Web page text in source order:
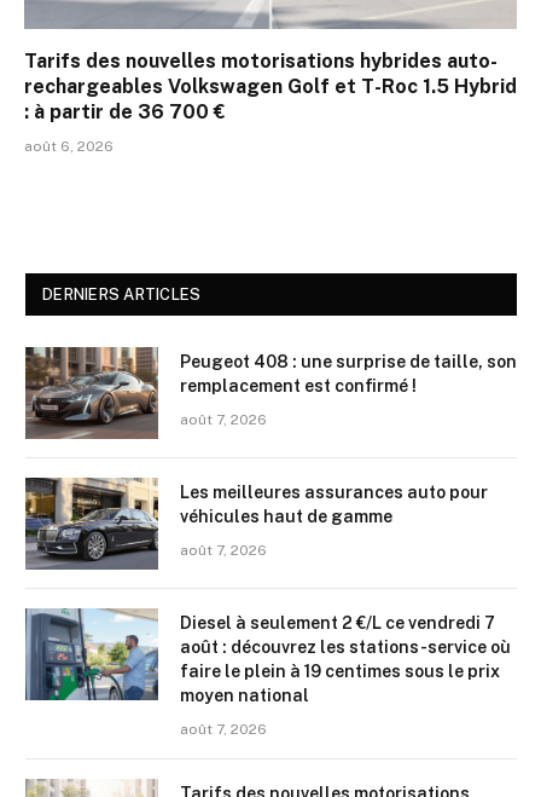
Tarifs des nouvelles motorisations hybrides auto-
rechargeables Volkswagen Golf et T-Roc 1.5 Hybrid
: à partir de 36 700 €
août 6, 2026
DERNIERS ARTICLES
Peugeot 408 : une surprise de taille, son
remplacement est confirmé !
août 7, 2026
Les meilleures assurances auto pour
véhicules haut de gamme
août 7, 2026
Diesel à seulement 2 €/L ce vendredi 7
août : découvrez les stations-service où
faire le plein à 19 centimes sous le prix
moyen national
août 7, 2026
Tarifs des nouvelles motorisations